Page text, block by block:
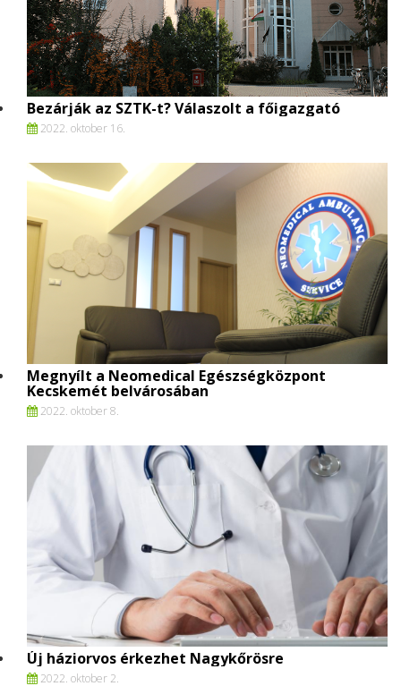
Bezárják az SZTK-t? Válaszolt a főigazgató
2022. oktober 16.
Megnyílt a Neomedical Egészségközpont
Kecskemét belvárosában
2022. oktober 8.
Új háziorvos érkezhet Nagykőrösre
2022. oktober 2.